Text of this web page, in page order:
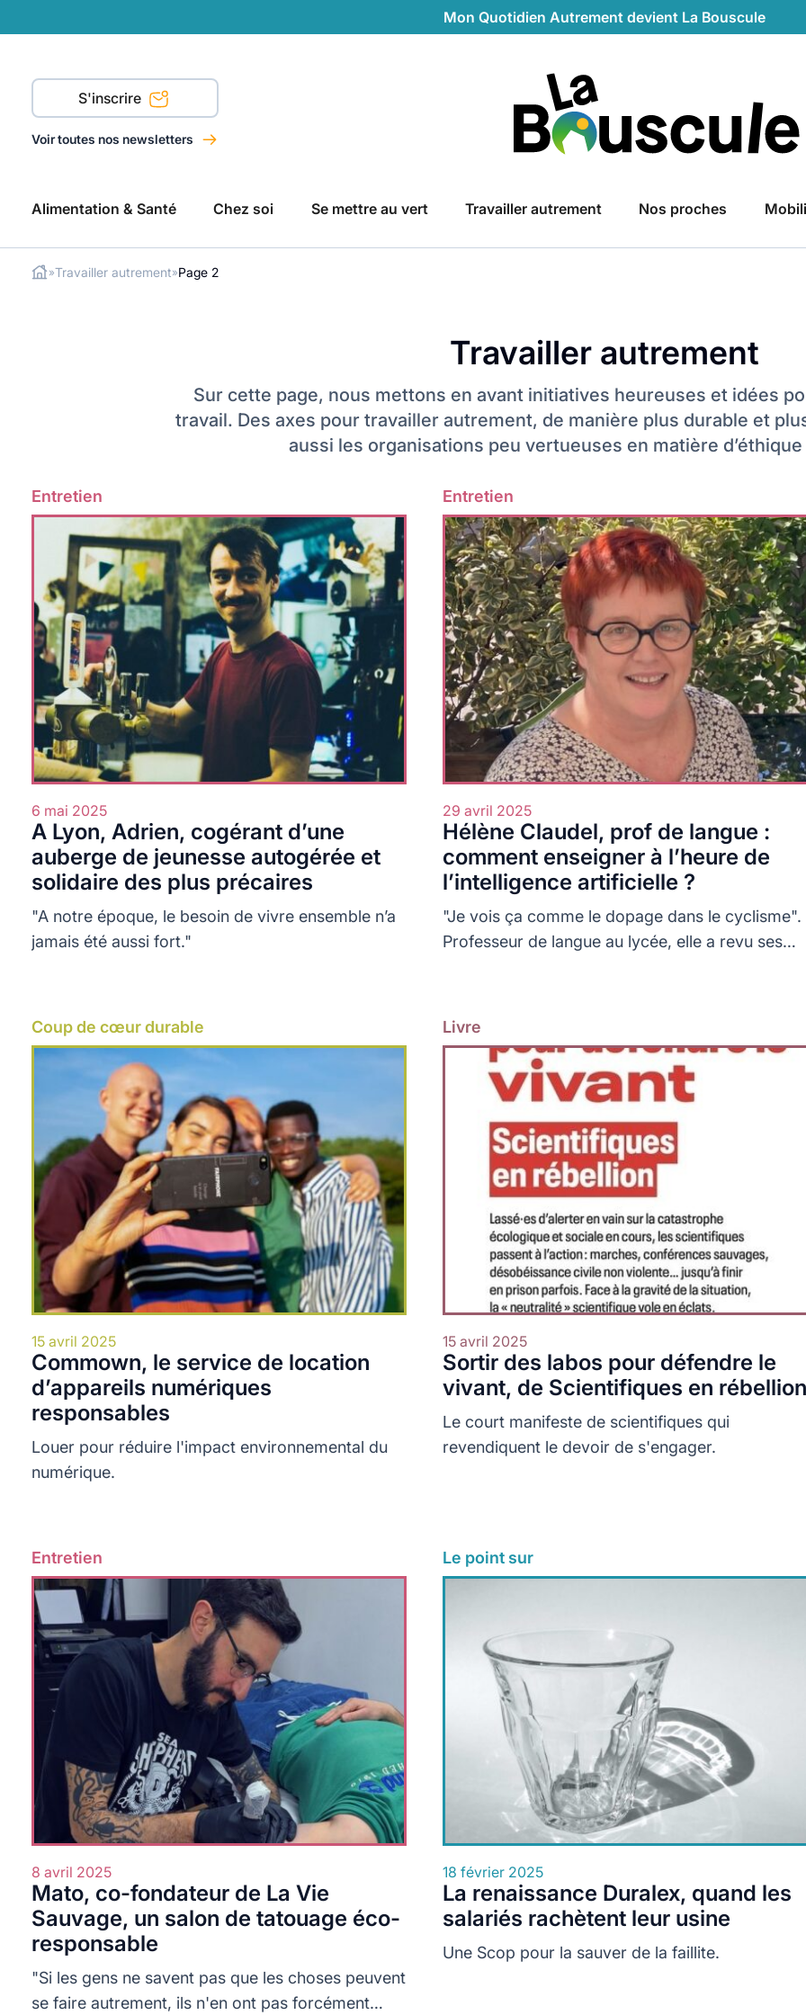
Mon Quotidien Autrement devient La Bouscule
S'inscrire
Voir toutes nos newsletters
Alimentation & Santé
Chez soi Se mettre au vert Travailler autrement Nos proches
»Travailler autrement»Page 2
Travailler autrement
Sur cette page, nous mettons en avant initiatives heureuses et idées
travail. Des axes pour travailler autrement, de manière plus durable et
aussi les organisations peu vertueuses en matière d’éthique
Entretien
6 mai 2025
A Lyon, Adrien, cogérant d’une
auberge de jeunesse autogérée et
solidaire des plus précaires
"A notre époque, le besoin de vivre ensemble n’a
jamais été aussi fort."
Lire plus Entretien
29 avril 2025
Hélène Claudel, prof de langue :
comment enseigner à l’heure de
l’intelligence artificielle ?
"Je vois ça comme le dopage dans le cyclisme".
Professeur de langue au lycée, elle a revu ses
Lire plus
Coup de cœur durable
15 avril 2025
Commown, le service de location
d’appareils numériques
responsables
Louer pour réduire l'impact environnemental du
numérique.
Lire plus Livre
15 avril 2025
Sortir des labos pour défendre le
vivant, de Scientifiques en rébellion
Le court manifeste de scientifiques qui
revendiquent le devoir de s'engager.
Lire plus
Entretien
8 avril 2025
Mato, co-fondateur de La Vie
Sauvage, un salon de tatouage éco-
responsable
"Si les gens ne savent pas que les choses peuvent
se faire autrement, ils n'en ont pas forcément
Lire plus Le point sur
18 février 2025
La renaissance Duralex, quand les
salariés rachètent leur usine
Une Scop pour la sauver de la faillite.
Lire plus